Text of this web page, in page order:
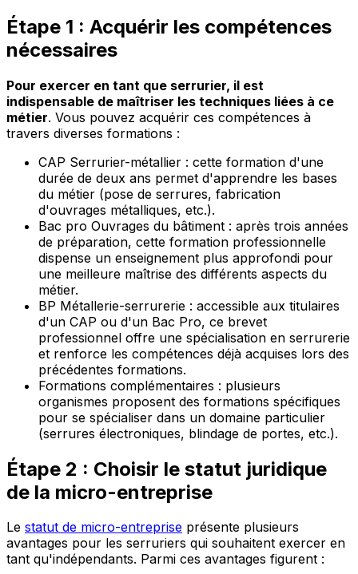
Étape 1 : Acquérir les compétences
nécessaires
Pour exercer en tant que serrurier, il est
indispensable de maîtriser les techniques liées à ce
métier. Vous pouvez acquérir ces compétences à
travers diverses formations :
CAP Serrurier-métallier : cette formation d'une
durée de deux ans permet d'apprendre les bases
du métier (pose de serrures, fabrication
d'ouvrages métalliques, etc.).
Bac pro Ouvrages du bâtiment : après trois années
de préparation, cette formation professionnelle
dispense un enseignement plus approfondi pour
une meilleure maîtrise des différents aspects du
métier.
BP Métallerie-serrurerie : accessible aux titulaires
d'un CAP ou d'un Bac Pro, ce brevet
professionnel offre une spécialisation en serrurerie
et renforce les compétences déjà acquises lors des
précédentes formations.
Formations complémentaires : plusieurs
organismes proposent des formations spécifiques
pour se spécialiser dans un domaine particulier
(serrures électroniques, blindage de portes, etc.).
Étape 2 : Choisir le statut juridique
de la micro-entreprise
Le statut de micro-entreprise présente plusieurs
avantages pour les serruriers qui souhaitent exercer en
tant qu'indépendants. Parmi ces avantages figurent :